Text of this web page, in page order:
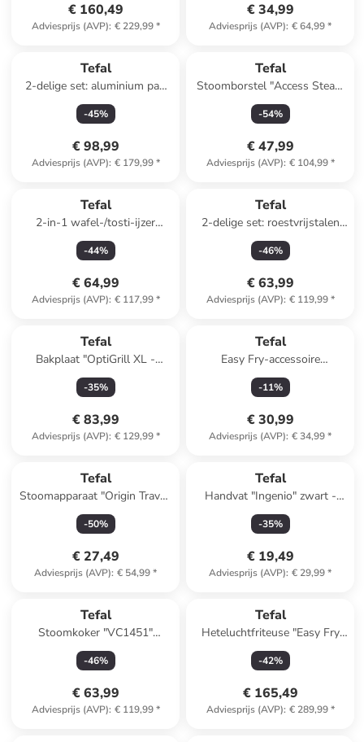
€ 160,49
Adviesprijs (AVP): € 229,99*
€ 34,99
Adviesprijs (AVP): € 64,99*
Tefal
2-delige set: aluminium pan
met deksel "Trattoria" - Ø 28
cm
-45%
€ 98,99
Adviesprijs (AVP): € 179,99*
Tefal
Stoomborstel "Access Steam
Pocket" wit/zwart
-54%
€ 47,99
Adviesprijs (AVP): € 104,99*
Tefal
2-in-1 wafel-/tosti-ijzer
"Snack Time" zwart
-44%
€ 64,99
Adviesprijs (AVP): € 117,99*
Tefal
2-delige set: roestvrijstalen
sudderpan met deksel "Cook
Smart" - Ø 25 cm
-46%
€ 63,99
Adviesprijs (AVP): € 119,99*
Tefal
Bakplaat "OptiGrill XL -
XA7358" zwart
-35%
€ 83,99
Adviesprijs (AVP): € 129,99*
Tefal
Easy Fry-accessoire
zwart/zilverkleurig
-11%
€ 30,99
Adviesprijs (AVP): € 34,99*
Tefal
Stoomapparaat "Origin Travel"
mintgroen
-50%
€ 27,49
Adviesprijs (AVP): € 54,99*
Tefal
Handvat "Ingenio" zwart -
(B)27 x (H)5 x (T)6 cm
-35%
€ 19,49
Adviesprijs (AVP): € 29,99*
Tefal
Stoomkoker "VC1451"
zilverkleurig/wit
-46%
€ 63,99
Adviesprijs (AVP): € 119,99*
Tefal
Heteluchtfriteuse "Easy Fry
Grill & Steam"
zwart/goudkleurig - 6,2 l
-42%
€ 165,49
Adviesprijs (AVP): € 289,99*